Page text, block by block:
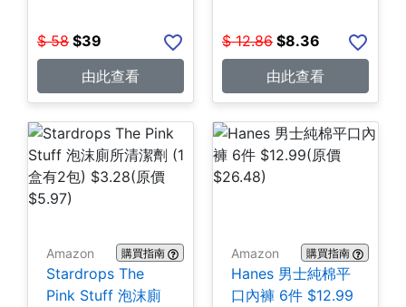
$ 58 $39
由此查看
$ 12.86 $8.36
由此查看
Amazon 購買指南
Stardrops The
Pink Stuff 泡沫廁
Amazon 購買指南
Hanes 男士純棉平
口內褲 6件 $12.99